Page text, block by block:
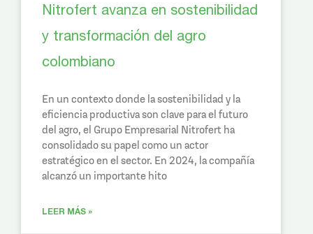
Nitrofert avanza en sostenibilidad
y transformación del agro
colombiano
En un contexto donde la sostenibilidad y la
eficiencia productiva son clave para el futuro
del agro, el Grupo Empresarial Nitrofert ha
consolidado su papel como un actor
estratégico en el sector. En 2024, la compañía
alcanzó un importante hito
LEER MÁS »